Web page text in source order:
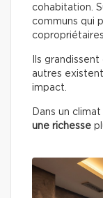
cohabitation.
communs qui
Ils
autres
impact.
Dans un climat
une richesse